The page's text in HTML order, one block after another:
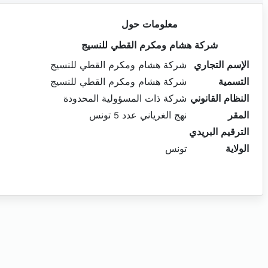
معلومات حول
شركة هشام ومكرم القطي للنسيج
الإسم التجاري
شركة هشام ومكرم القطي للنسيج
التسمية
شركة هشام ومكرم القطي للنسيج
النظام القانوني شركة ذات المسؤولية المحدودة
المقر
نهج الغرياني عدد 5 تونس
الترقيم البريدي
الولاية
تونس